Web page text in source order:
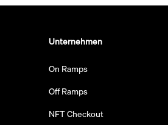
Unternehmen
On Ramps
Off Ramps
NFT Checkout